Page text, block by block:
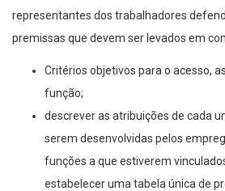
representantes dos trabalhadores
premissas que devem ser levados em
Critérios objetivos para o acesso,
função;
descrever as atribuições de cada
serem desenvolvidas pelos
funções a que estiverem
estabelecer uma tabela única de